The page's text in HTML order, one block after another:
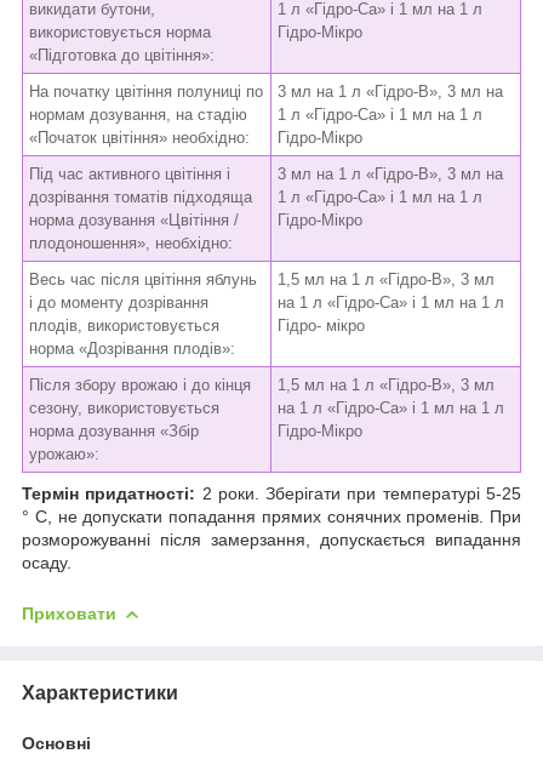
викидати бутони,
використовується норма
«Підготовка до цвітіння»:
1 л «Гідро-Ca» і 1 мл на 1 л
Гідро-Мікро
На початку цвітіння полуниці по
нормам дозування, на стадію
«Початок цвітіння» необхідно:
3 мл на 1 л «Гідро-В», 3 мл на
1 л «Гідро-Ca» і 1 мл на 1 л
Гідро-Мікро
Під час активного цвітіння і
дозрівання томатів підходяща
норма дозування «Цвітіння /
плодоношення», необхідно:
3 мл на 1 л «Гідро-В», 3 мл на
1 л «Гідро-Ca» і 1 мл на 1 л
Гідро-Мікро
Весь час після цвітіння яблунь
і до моменту дозрівання
плодів, використовується
норма «Дозрівання плодів»:
1,5 мл на 1 л «Гідро-В», 3 мл
на 1 л «Гідро-Ca» і 1 мл на 1 л
Гідро- мікро
Після збору врожаю і до кінця
сезону, використовується
норма дозування «Збір
урожаю»:
1,5 мл на 1 л «Гідро-В», 3 мл
на 1 л «Гідро-Ca» і 1 мл на 1 л
Гідро-Мікро
Термін придатності: 2 роки. Зберігати при температурі 5-25
° С, не допускати попадання прямих сонячних променів. При
розморожуванні після замерзання, допускається випадання
осаду.
Приховати
Характеристики
Основні